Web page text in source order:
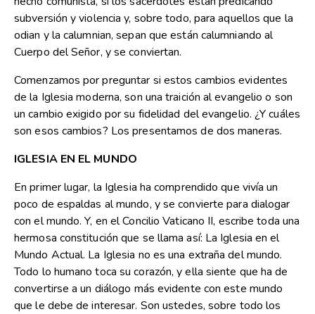
subversión y violencia y, sobre todo, para aquellos que la
odian y la calumnian, sepan que están calumniando al
Cuerpo del Señor, y se conviertan.
Comenzamos por preguntar si estos cambios evidentes
de la Iglesia moderna, son una traición al evangelio o son
un cambio exigido por su fidelidad del evangelio. ¿Y cuáles
son esos cambios? Los presentamos de dos maneras.
IGLESIA EN EL MUNDO
En primer lugar, la Iglesia ha comprendido que vivía un
poco de espaldas al mundo, y se convierte para dialogar
con el mundo. Y, en el Concilio Vaticano II, escribe toda una
hermosa constitución que se llama así: La Iglesia en el
Mundo Actual. La Iglesia no es una extraña del mundo.
Todo lo humano toca su corazón, y ella siente que ha de
convertirse a un diálogo más evidente con este mundo
que le debe de interesar. Son ustedes, sobre todo los